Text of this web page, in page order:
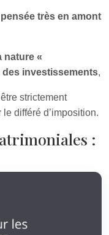
très en amont
nature «
investissements,
strictement
différé d’imposition.
: